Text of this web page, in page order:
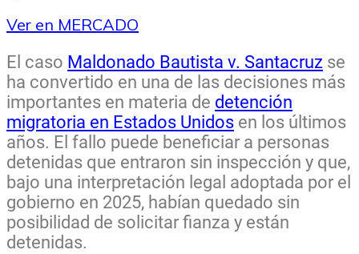
Ver en MERCADO
El caso Maldonado Bautista v. Santacruz se
ha convertido en una de las decisiones más
importantes en materia de detención
migratoria en Estados Unidos en los últimos
años. El fallo puede beneficiar a personas
detenidas que entraron sin inspección y que,
bajo una interpretación legal adoptada por el
gobierno en 2025, habían quedado sin
posibilidad de solicitar fianza y están
detenidas.